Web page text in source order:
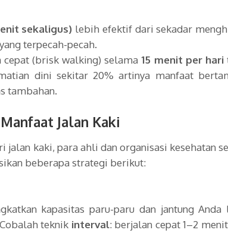
sekaligus) lebih efektif dari sekadar
terpecah-pecah.
cepat (brisk walking) selama 15 menit per hari
dini sekitar 20% artinya manfaat
tambahan.
Jalan Kaki
kaki, para ahli dan organisasi kesehatan
beberapa strategi berikut:
kapasitas paru-paru dan jantung Anda
teknik interval: berjalan cepat 1–2